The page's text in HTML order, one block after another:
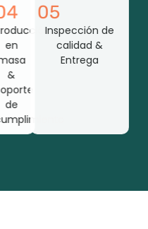
en
&
de
05
Inspección de
calidad &
Entrega